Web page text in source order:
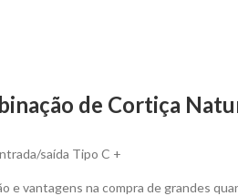
de Cortiça
saída Tipo C +
e vantagens na compra de grandes